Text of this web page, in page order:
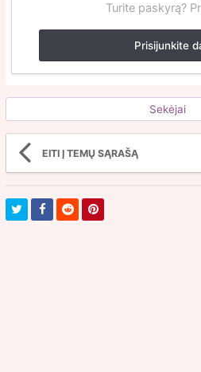
Turite paskyrą?
Prisijunkite
Sekėjai
EITI Į TEMŲ SĄRAŠĄ